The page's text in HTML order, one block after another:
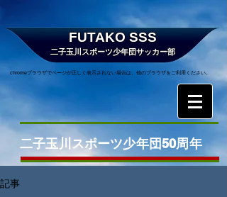
FUTAKO SSS
二子玉川スポーツ少年団サッカー部
chromeブラウザでページが正しく表示されない場合は、他のブラウザをご利用ください。
二子玉川スポーツ少年団50周年
記事